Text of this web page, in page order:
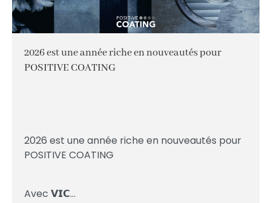
2026 est une année riche en nouveautés pour
POSITIVE COATING
2026 est une année riche en nouveautés pour
POSITIVE COATING
Avec 𝗩𝗜𝗖...